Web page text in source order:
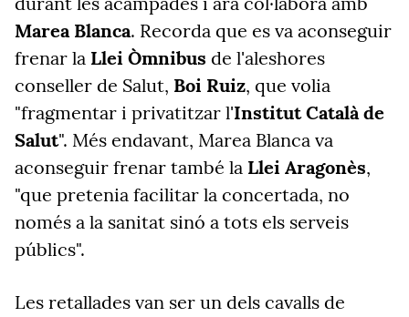
Marea Blanca. Recorda que es va aconseguir
frenar la Llei Òmnibus de l'aleshores
conseller de Salut, Boi Ruiz, que volia
"fragmentar i privatitzar l'Institut Català de
Salut". Més endavant, Marea Blanca va
aconseguir frenar també la Llei Aragonès,
"que pretenia facilitar la concertada, no
només a la sanitat sinó a tots els serveis
públics".
Les retallades van ser un dels cavalls de